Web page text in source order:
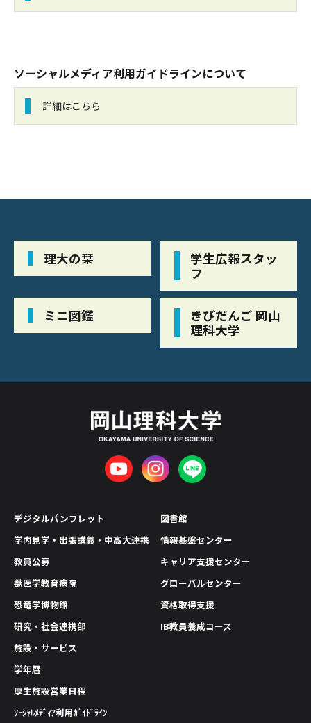
ソーシャルメディア利用ガイドラインについて
詳細はこちら
理大の栞
学生広報スタッ
フ
ミニ図鑑
きびだんご 岡山
理科大学
デジタルパンフレット
学内見学・出張講義・中高大連携
教員公募
獣医学教育病院
恐竜学博物館
研究・社会連携部
図書館
情報基盤センター
キャリア支援センター
グローバルセンター
資格取得支援
IB教員養成コース
施設・サービス
学年暦
厚生施設営業日程
ｿｰｼｬﾙﾒﾃﾞｨｱ利用ｶﾞｲﾄﾞﾗｲﾝ